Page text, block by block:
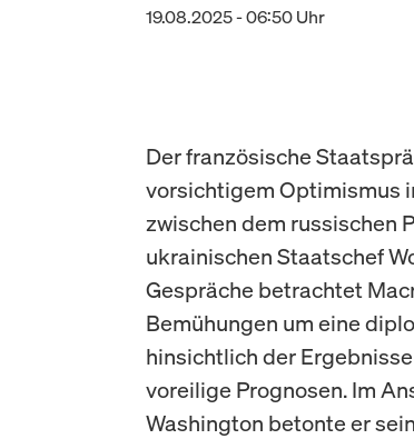
19.08.2025 - 06:50 Uhr
Der französische
vorsichtigem Optimismus
zwischen dem russischen
ukrainischen Staatschef
Gespräche betrachtet
Bemühungen um eine
hinsichtlich der
voreilige Prognosen. Im
Washington betonte er